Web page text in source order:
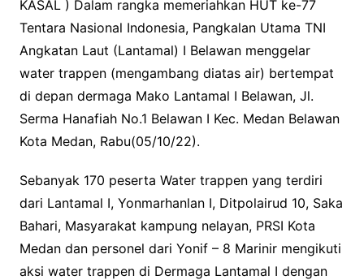
b
o
o
k
t
e
r
s
A
p
p
KASAL ) Dalam rangka memeriahkan HUT ke-77
Tentara Nasional Indonesia, Pangkalan Utama TNI
Angkatan Laut (Lantamal) I Belawan menggelar
water trappen (mengambang diatas air) bertempat
di depan dermaga Mako Lantamal I Belawan, Jl.
Serma Hanafiah No.1 Belawan I Kec. Medan Belawan
Kota Medan, Rabu(05/10/22).
Sebanyak 170 peserta Water trappen yang terdiri
dari Lantamal I, Yonmarhanlan I, Ditpolairud 10, Saka
Bahari, Masyarakat kampung nelayan, PRSI Kota
Medan dan personel dari Yonif – 8 Marinir mengikuti
aksi water trappen di Dermaga Lantamal I dengan